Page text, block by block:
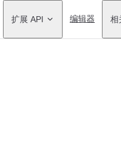
扩展 API 编辑器 相